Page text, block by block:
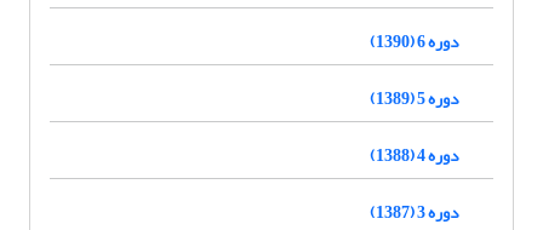
دوره 6 (1390)
دوره 5 (1389)
دوره 4 (1388)
دوره 3 (1387)